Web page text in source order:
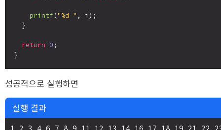
printf ("%d " , i);
  }
return 0 ;
성공적으로 실행하면
실행 결과